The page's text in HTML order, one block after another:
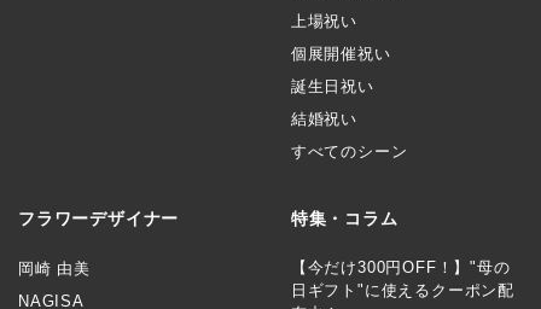
上場祝い
個展開催祝い
誕生日祝い
結婚祝い
すべてのシーン
フラワーデザイナー
岡崎 由美
NAGISA
特集・コラム
【今だけ300円OFF！】"母の
日ギフト"に使えるクーポン配